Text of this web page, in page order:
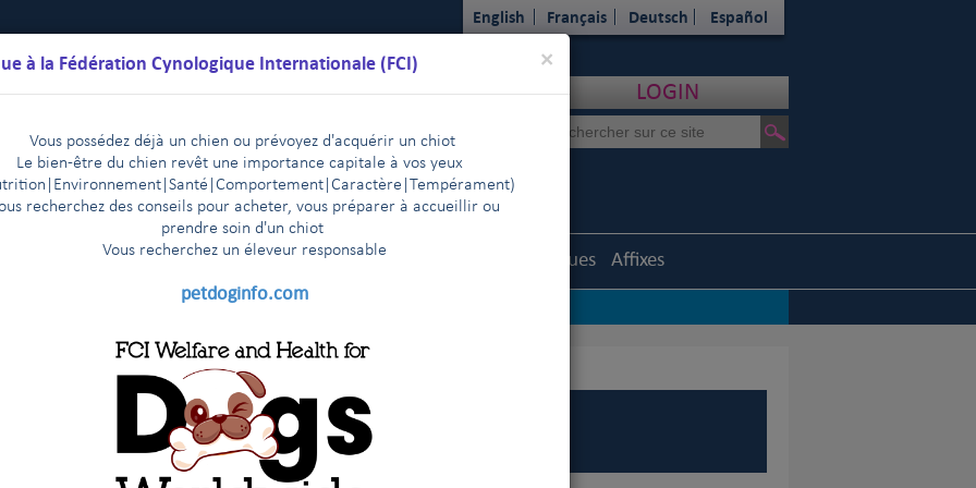
×
à la Fédération Cynologique Internationale (FCI)
Vous possédez déjà un chien ou prévoyez d'acquérir un chiot
Le bien-être du chien revêt une importance capitale à vos yeux
Environnement |Santé|Comportement|Caractère |Tempérament)
recherchez des conseils pour acheter, vous préparer à accueillir ou
prendre soin d'un chiot
Vous recherchez un éleveur responsable
petdoginfo.com
English Français Deutsch Español
LOGIN
Règlements Résultats Commissions Statistiques Affixes
de la situation relative aux expositions à CAC multiples
Pétersbourg - Communiqué de presse, 6 juillet 2017
: les inscriptions démarrent en trombe
collaboration de 3 ans |
rencontrent l’un des membres fondateurs de la FCI
auprès de leurs collègues de la Section Asie et Pacifique de la FCI
: Les chiens ne sont pas des biens de